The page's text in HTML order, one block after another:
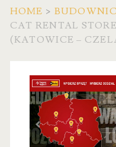
HOME >
CAT RENTAL
(KATOWICE –